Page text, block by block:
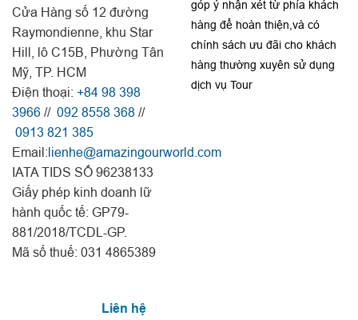
Cửa Hàng số 12 đường
Raymondienne, khu Star
Hill, lô C15B, Phường Tân
Mỹ, TP. HCM
Điện thoại: +84 98 398
3966 // 092 8558 368 //
0913 821 385
Email:lienhe@amazingourworld.com
IATA TIDS SỐ 96238133
Giấy phép kinh doanh lữ
hành quốc tế: GP79-
881/2018/TCDL-GP.
Mã số thuế: 031 4865389
góp ý nhận xét từ phía khách
hàng để hoàn thiện,và có
chính sách ưu đãi cho khách
hàng thường xuyên sử dụng
dịch vụ Tour
Liên hệ